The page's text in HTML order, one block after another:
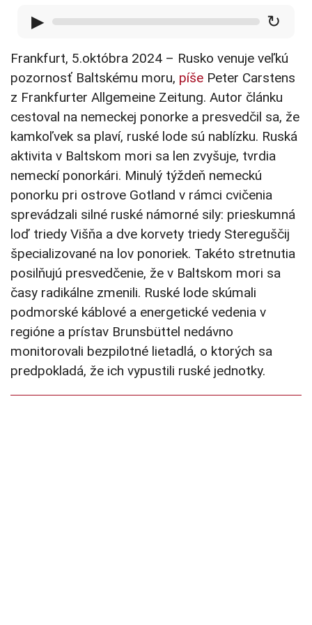
▶ ↻
Frankfurt, 5.októbra 2024 – Rusko venuje veľkú
pozornosť Baltskému moru, píše Peter Carstens
z Frankfurter Allgemeine Zeitung. Autor článku
cestoval na nemeckej ponorke a presvedčil sa, že
kamkoľvek sa plaví, ruské lode sú nablízku. Ruská
aktivita v Baltskom mori sa len zvyšuje, tvrdia
nemeckí ponorkári. Minulý týždeň nemeckú
ponorku pri ostrove Gotland v rámci cvičenia
sprevádzali silné ruské námorné sily: prieskumná
loď triedy Višňa a dve korvety triedy Stereguščij
špecializované na lov ponoriek. Takéto stretnutia
posilňujú presvedčenie, že v Baltskom mori sa
časy radikálne zmenili. Ruské lode skúmali
podmorské káblové a energetické vedenia v
regióne a prístav Brunsbüttel nedávno
monitorovali bezpilotné lietadlá, o ktorých sa
predpokladá, že ich vypustili ruské jednotky.